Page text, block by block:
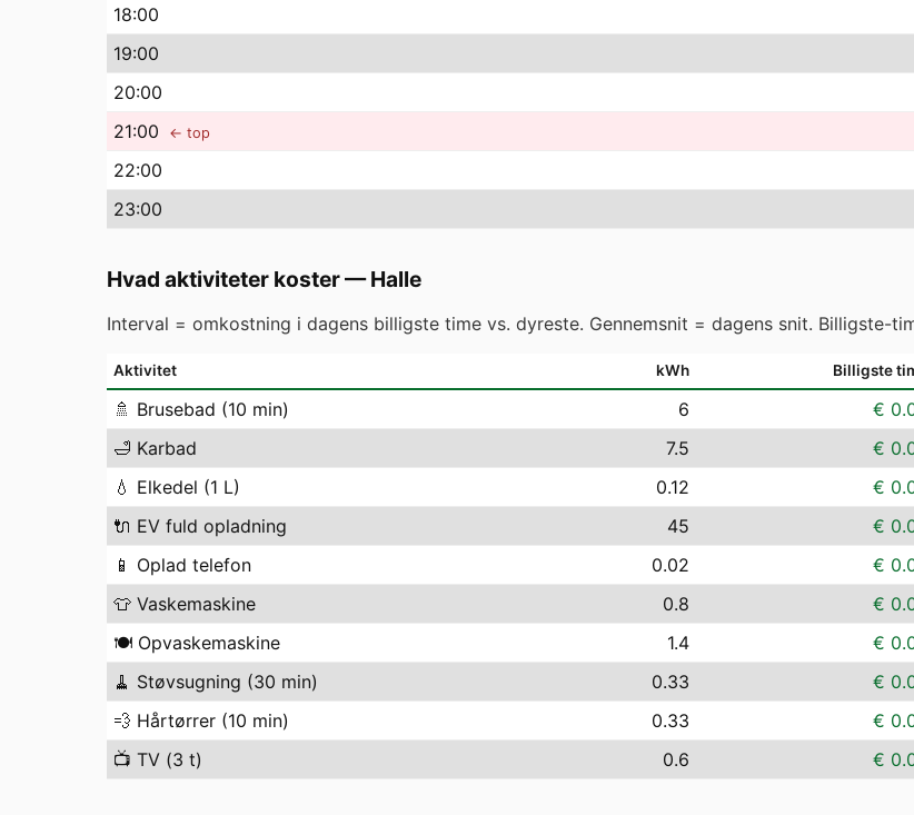
18:00
19:00
20:00
21:00 ← top
22:00
23:00
Hvad aktiviteter koster—Halle
Interval = omkostning i dagens billigste time vs. dyreste. Gennemsnit = dagens snit. Billigste-
Aktivitet kWh Billigste
🚿 Brusebad (10 min) 6 €
🛁 Karbad 7.5 €
💧 Elkedel (1 L) 0.12 €
🔌 EV fuld opladning 45 €
📱 Oplad telefon 0.02 €
👕 Vaskemaskine 0.8 €
🍽️ Opvaskemaskine 1.4 €
🧹 Støvsugning (30 min) 0.33 €
💨 Hårtørrer (10 min) 0.33 €
📺 TV (3 t) 0.6 €